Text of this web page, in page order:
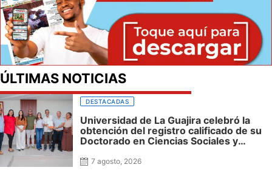
ÚLTIMAS NOTICIAS
DESTACADAS
Universidad de La Guajira celebró la
obtención del registro calificado de su
Doctorado en Ciencias Sociales y
con impacto regional
7 agosto, 2026